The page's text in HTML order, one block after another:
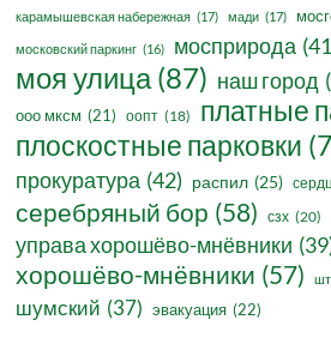
карамышевская набережная (17) мади (17)
московский паркинг (16) мосприрода
моя улица(87) наш город
ооо мксм (21) оопт (18) платные
плоскостные парковки
прокуратура (42) распил (25)
серебряный бор (58) сзх (20)
управа хорошёво-мнёвники
хорошёво-мнёвники (57)
шумский (37) эвакуация (22)